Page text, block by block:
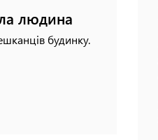
людина
будинку.